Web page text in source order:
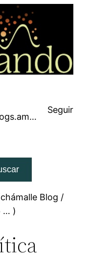
@ribadeando@blogs.amarinha.gal
Seguir
Blog /
… )